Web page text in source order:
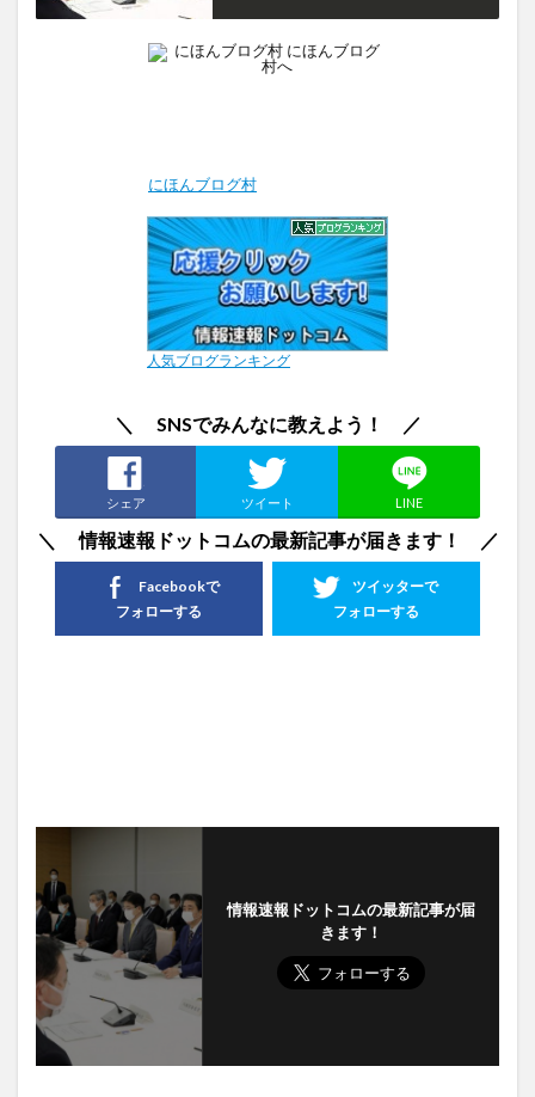
にほんブログ村
人気ブログランキング
＼ SNSでみんなに教えよう！ ／
シェア ツイート LINE
＼ 情報速報ドットコムの最新記事が届きます！ ／
ツイッターで
フォローする
Facebookで
フォローする
情報速報ドットコムの最新記事が届
きます！